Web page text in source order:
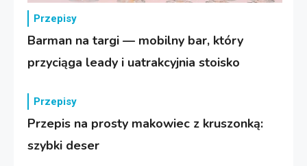
Przepisy
Barman na targi — mobilny bar, który
przyciąga leady i uatrakcyjnia stoisko
Przepisy
Przepis na prosty makowiec z kruszonką:
szybki deser